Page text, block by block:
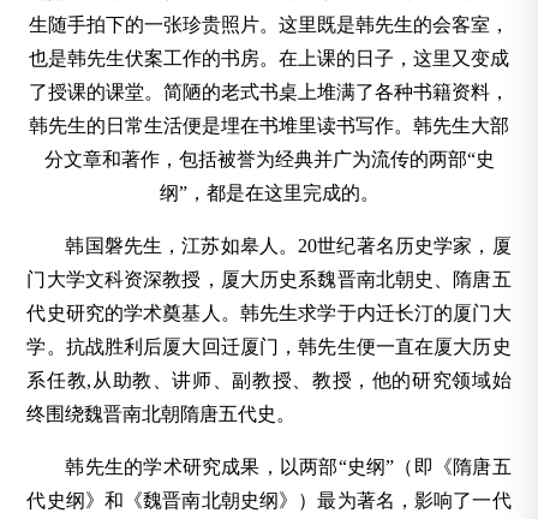
生随手拍下的一张珍贵照片。这里既是韩先生的会客室，
也是韩先生伏案工作的书房。在上课的日子，这里又变成
了授课的课堂。简陋的老式书桌上堆满了各种书籍资料，
韩先生的日常生活便是埋在书堆里读书写作。韩先生大部
分文章和著作，包括被誉为经典并广为流传的两部“史
纲”，都是在这里完成的。
韩国磐先生，江苏如皋人。20世纪著名历史学家，厦
门大学文科资深教授，厦大历史系魏晋南北朝史、隋唐五
代史研究的学术奠基人。韩先生求学于内迁长汀的厦门大
学。抗战胜利后厦大回迁厦门，韩先生便一直在厦大历史
系任教,从助教、讲师、副教授、教授，他的研究领域始
终围绕魏晋南北朝隋唐五代史。
韩先生的学术研究成果，以两部“史纲”（即《隋唐五
代史纲》和《魏晋南北朝史纲》）最为著名，影响了一代